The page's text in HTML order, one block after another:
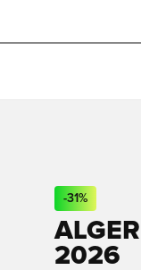
-31%
2026